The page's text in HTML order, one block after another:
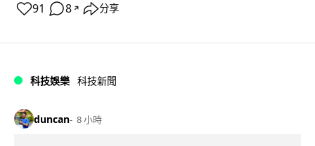
91 8 ↗ 分享
科技娛樂 科技新聞
duncan 8 小時